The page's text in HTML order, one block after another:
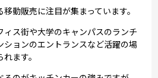
動販売に注目が集まっています。
ス街や大学のキャンパスのランチ
ョンのエントランスなど活躍の場
ます。